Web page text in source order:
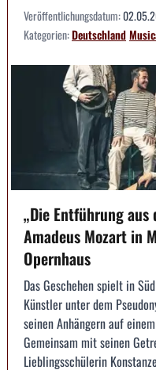
Veröffentlichungsdatum:
Kategorien:Deutschland
„Die Entführung aus
Amadeus Mozart in
Opernhaus
Das Geschehen spielt in
Künstler unter dem
seinen Anhängern auf
Gemeinsam mit seinen
Lieblingsschülerin